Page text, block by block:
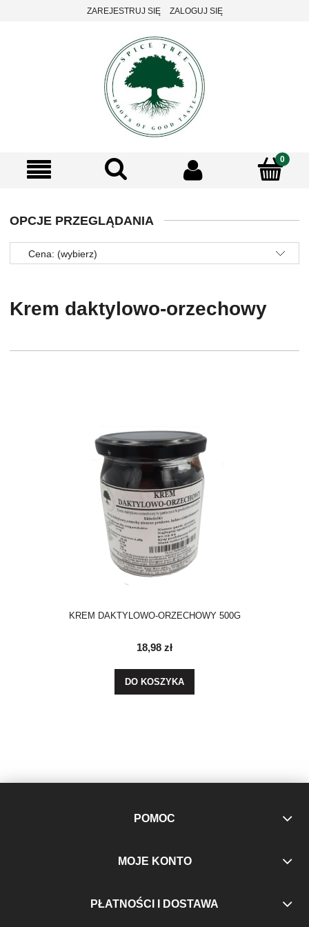
ZAREJESTRUJ SIĘ ZALOGUJ SIĘ
OPCJE PRZEGLĄDANIA
Cena: (wybierz)
Krem daktylowo-orzechowy
KREM DAKTYLOWO-ORZECHOWY 500G
18,98 zł
DO KOSZYKA
POMOC
MOJE KONTO
PŁATNOŚCI I DOSTAWA